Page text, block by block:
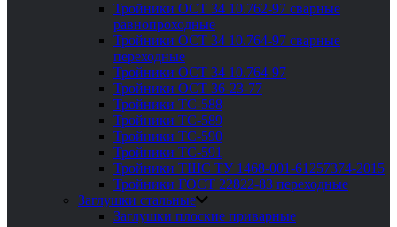
Тройники ОСТ 34 10.762-97 сварные
равнопроходные
Тройники ОСТ 34 10.764-97 сварные
переходные
Тройники ОСТ 34 10.764-97
Тройники ОСТ 36-23-77
Тройники ТС-588
Тройники ТС-589
Тройники ТС-590
Тройники ТС-591
Тройники ТШС ТУ 1468-001-61257374-2015
Тройники ГОСТ 22822-83 переходные
Заглушки стальные
Заглушки плоские приварные